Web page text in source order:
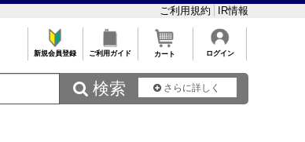
ご利用規約 IR情報
新規会員登録 ご利用ガイド カート ログイン
 検索 さらに詳しく